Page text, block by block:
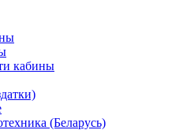
кабины
(Беларусь)